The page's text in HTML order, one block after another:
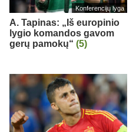
Konferencijų lyga
A. Tapinas: „Iš europinio
lygio komandos gavom
gerų pamokų“ (5)